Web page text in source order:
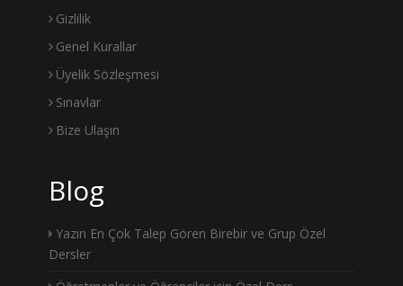
Gizlilik
Genel Kurallar
Üyelik Sözleşmesi
Sınavlar
Bize Ulaşın
Blog
Yazın En Çok Talep Gören Birebir ve Grup Özel
Dersler